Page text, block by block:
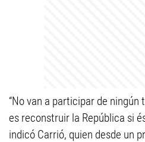
“No van a participar de
es reconstruir la República si
indicó Carrió, quien desde un